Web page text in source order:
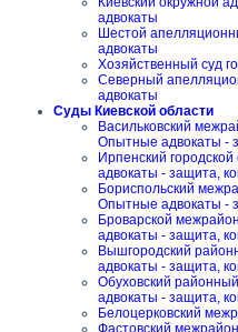
адвокаты
Шестой
адвокаты
Хозяйственный суд
Северный
адвокаты
Суды Киевской области
Васильковский
Опытные адвокаты -
Ирпенский
адвокаты - защита,
Бориспольский
Опытные адвокаты -
Броварской
адвокаты - защита,
Вышгородский
адвокаты - защита,
Обуховский
адвокаты - защита,
Белоцерковский